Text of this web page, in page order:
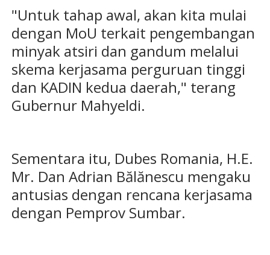
"Untuk tahap awal, akan kita mulai
dengan MoU terkait pengembangan
minyak atsiri dan gandum melalui
skema kerjasama perguruan tinggi
dan KADIN kedua daerah," terang
Gubernur Mahyeldi.
Sementara itu, Dubes Romania, H.E.
Mr. Dan Adrian Bălănescu mengaku
antusias dengan rencana kerjasama
dengan Pemprov Sumbar.